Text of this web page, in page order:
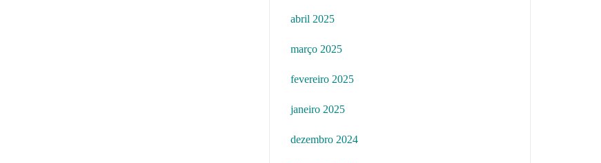
abril 2025
março 2025
fevereiro 2025
janeiro 2025
dezembro 2024